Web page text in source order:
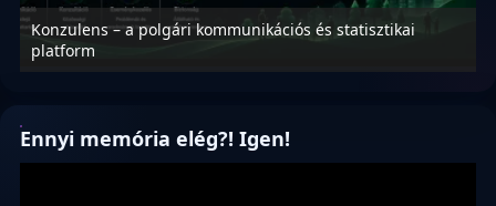
Konzulens – a polgári kommunikációs és statisztikai
platform
Ennyi memória elég?! Igen!